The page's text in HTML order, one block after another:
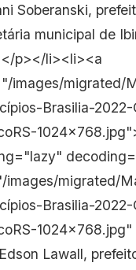
Soberanski,
municipal de
p></li><li><a
images/migrated/
Brasilia-2022-
images/migrated/
Brasilia-2022-
1024x768.jpg"
Lawall,